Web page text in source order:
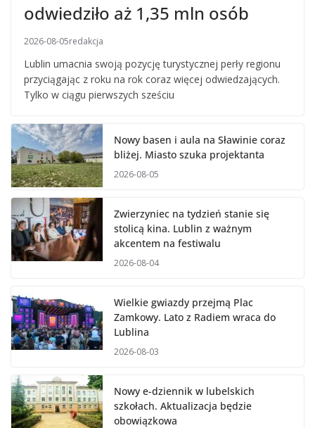
odwiedziło aż 1,35 mln osób
2026-08-05redakcja
Lublin umacnia swoją pozycję turystycznej perły regionu
przyciągając z roku na rok coraz więcej odwiedzających.
Tylko w ciągu pierwszych sześciu
Nowy basen i aula na Sławinie coraz
bliżej. Miasto szuka projektanta
2026-08-05
Zwierzyniec na tydzień stanie się
stolicą kina. Lublin z ważnym
akcentem na festiwalu
2026-08-04
Wielkie gwiazdy przejmą Plac
Zamkowy. Lato z Radiem wraca do
Lublina
2026-08-03
Nowy e-dziennik w lubelskich
szkołach. Aktualizacja będzie
obowiązkowa